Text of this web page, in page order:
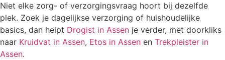
Niet elke zorg- of verzorgingsvraag hoort bij dezelfde
plek. Zoek je dagelijkse verzorging of huishoudelijke
basics, dan helpt Drogist in Assen je verder, met doorkliks
naar Kruidvat in Assen, Etos in Assen en Trekpleister in
Assen.